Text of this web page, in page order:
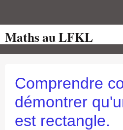
Page d'accueil
Pour les Profs
auto-évaluations
TICE
Maths au LFKL
Comprendre
démontrer
est rectangle.